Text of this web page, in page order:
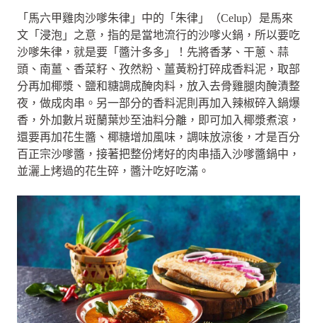
「馬六甲雞肉沙嗲朱律」中的「朱律」（Celup）是馬來
文「浸泡」之意，指的是當地流行的沙嗲火鍋，所以要吃
沙嗲朱律，就是要「醬汁多多」！先將香茅、干蔥、蒜
頭、南薑、香菜籽、孜然粉、薑黃粉打碎成香料泥，取部
分再加椰漿、鹽和糖調成醃肉料，放入去骨雞腿肉醃漬整
夜，做成肉串。另一部分的香料泥則再加入辣椒碎入鍋爆
香，外加數片斑蘭葉炒至油料分離，即可加入椰漿煮滾，
還要再加花生醬、椰糖增加風味，調味放涼後，才是百分
百正宗沙嗲醬，接著把整份烤好的肉串插入沙嗲醬鍋中，
並灑上烤過的花生碎，醬汁吃好吃滿。